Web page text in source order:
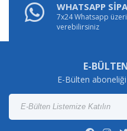
WHATSAPP
7x24 Whatsapp
verebilirsiniz
E-
E-Bülten aboneliği